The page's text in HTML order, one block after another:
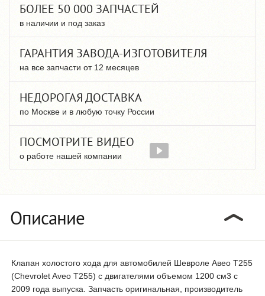
БОЛЕЕ 50 000 ЗАПЧАСТЕЙ
в наличии и под заказ
ГАРАНТИЯ ЗАВОДА-ИЗГОТОВИТЕЛЯ
на все запчасти от 12 месяцев
НЕДОРОГАЯ ДОСТАВКА
по Москве и в любую точку России
ПОСМОТРИТЕ ВИДЕО
о работе нашей компании
Описание
Клапан холостого хода для автомобилей Шевроле Авео T255
(Chevrolet Aveo T255) с двигателями объемом 1200 см3 с
2009 года выпуска. Запчасть оригинальная, производитель